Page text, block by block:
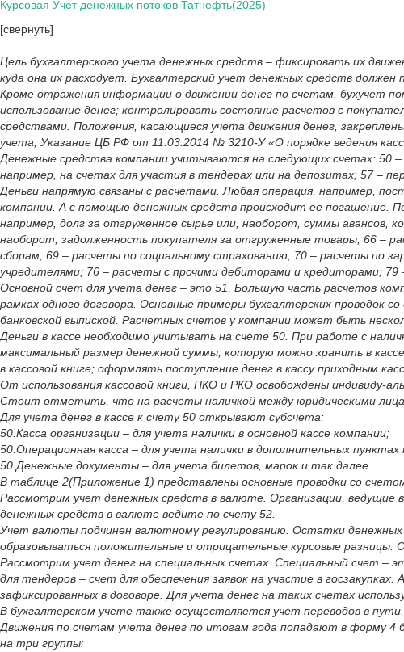
Курсовая Учет денежных потоков Татнефть(2025)
[свернуть]
Цель бухгалтерского учета денежных средств – фиксировать их
куда она их расходует. Бухгалтерский учет денежных средств
Кроме отражения информации о движении денег по счетам, бухучет
использование денег; контролировать состояние расчетов с
средствами. Положения, касающиеся учета движения денег,
учета; Указание ЦБ РФ от 11.03.2014 № 3210-У «О порядке ведения
Денежные средства компании учитываются на следующих счетах: 50 –
например, на счетах для участия в тендерах или на депозитах; 57 –
Деньги напрямую связаны с расчетами. Любая операция, например,
компании. А с помощью денежных средств происходит ее погашение.
например, долг за отгруженное сырье или, наоборот, суммы авансов,
наоборот, задолженность покупателя за отгруженные товары; 66 –
сборам; 69 – расчеты по социальному страхованию; 70 – расчеты по
учредителями; 76 – расчеты с прочими дебиторами и кредиторами; 79
Основной счет для учета денег – это 51. Большую часть расчетов
рамках одного договора. Основные примеры бухгалтерских
банковской выпиской. Расчетных счетов у компании может быть
Деньги в кассе необходимо учитывать на счете 50. При работе с
максимальный размер денежной суммы, которую можно хранить в
в кассовой книге; оформлять поступление денег в кассу приходным
От использования кассовой книги, ПКО и РКО освобождены индивиду-
Стоит отметить, что на расчеты наличкой между юридическими
Для учета денег в кассе к счету 50 открывают субсчета:
50.Касса организации – для учета налички в основной кассе компании;
50.Операционная касса – для учета налички в дополнительных
50.Денежные документы – для учета билетов, марок и так далее.
В таблице 2(Приложение 1) представлены основные проводки со
Рассмотрим учет денежных средств в валюте. Организации,
денежных средств в валюте ведите по счету 52.
Учет валюты подчинен валютному регулированию. Остатки денежных
образовываться положительные и отрицательные курсовые разницы.
Рассмотрим учет денег на специальных счетах. Специальный счет –
для тендеров – счет для обеспечения заявок на участие в
зафиксированных в договоре. Для учета денег на таких счетах
В бухгалтерском учете также осуществляется учет переводов в
Движения по счетам учета денег по итогам года попадают в форму
на три группы: